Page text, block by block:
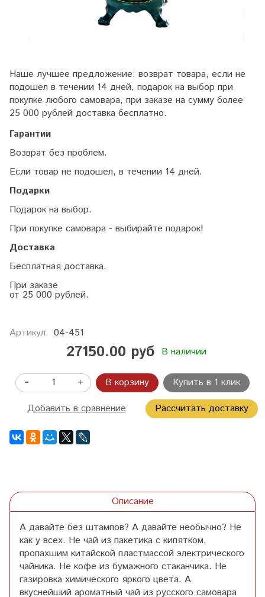
Наше лучшее предложение: возврат товара, если не
подошел в течении 14 дней, подарок на выбор при
покупке любого самовара, при заказе на сумму более
25 000 рублей доставка бесплатно.
Гарантии
Возврат без проблем.
Если товар не подошел, в течении 14 дней.
Подарки
Подарок на выбор.
При покупке самовара - выбирайте подарок!
Доставка
Бесплатная доставка.
При заказе
от 25 000 рублей.
Артикул: 04-451
27150.00 руб В наличии
В корзину
Купить в 1 клик
Добавить в сравнение
Рассчитать доставку
Описание
А давайте без штампов? А давайте необычно? Не
как у всех. Не чай из пакетика с кипятком,
пропахшим китайской пластмассой электрического
чайника. Не кофе из бумажного стаканчика. Не
газировка химического яркого цвета. А
вкуснейший ароматный чай из русского самовара